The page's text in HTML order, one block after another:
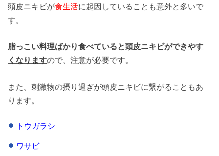
頭皮ニキビが食生活に起因していることも意外と多いで
す。
脂っこい料理ばかり食べていると頭皮ニキビができやす
くなりますので、注意が必要です。
また、刺激物の摂り過ぎが頭皮ニキビに繋がることもあ
ります。
トウガラシ
ワサビ